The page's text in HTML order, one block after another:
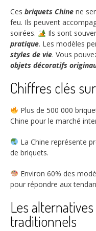
Ces briquets Chine ne
feu. Ils peuvent
soirées.
Ils sont
pratique. Les modèles
styles de vie. Vous
objets décoratifs
Chiffres clés
Plus de 500 000
Chine pour le marché
La Chine représente
de briquets.
Environ 60% des
pour répondre aux
Les
traditionnels